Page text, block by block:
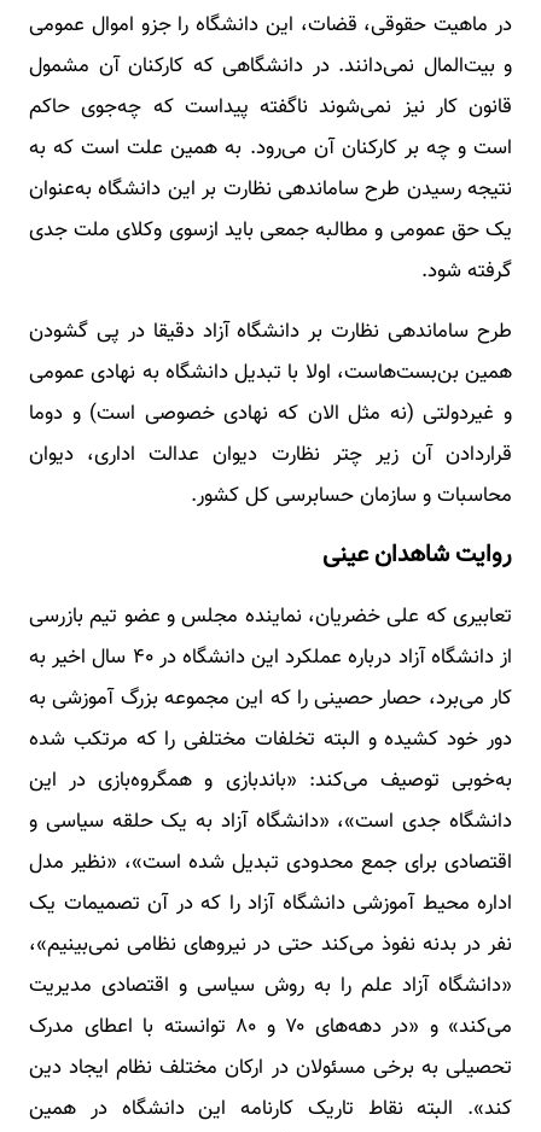
در ماهیت حقوقی، قضات، این دانشگاه را جزو اموال عمومی
و بیت‌المال نمی‌دانند. در دانشگاهی که کارکنان آن مشمول
قانون کار نیز نمی‌شوند ناگفته پیداست که چه‌جوی حاکم
است و چه بر کارکنان آن می‌رود. به همین علت است که به
نتیجه رسیدن طرح ساماندهی نظارت بر این دانشگاه به‌عنوان
یک حق عمومی و مطالبه جمعی باید از‌سوی وکلای ملت جدی
گرفته شود.
طرح ساماندهی نظارت بر دانشگاه آزاد دقیقا در پی گشودن
همین بن‌بست‌هاست، اولا با تبدیل دانشگاه به نهادی عمومی
و غیردولتی (نه مثل الان که نهادی خصوصی است) و دوما
قراردادن آن زیر چتر نظارت دیوان عدالت اداری، دیوان
محاسبات و سازمان حسابرسی کل کشور.
روایت شاهدان عینی
تعابیری که علی خضریان، نماینده مجلس و عضو تیم بازرسی
از دانشگاه آزاد درباره عملکرد این دانشگاه در ۴۰ سال اخیر به
کار می‌برد، حصار حصینی را که این مجموعه بزرگ آموزشی به
دور خود کشیده و البته تخلفات مختلفی را که مرتکب شده
به‌خوبی توصیف می‌کند: «باندبازی و همگروه‌بازی در این
دانشگاه جدی است»، «دانشگاه آزاد به یک حلقه سیاسی و
اقتصادی برای جمع محدودی تبدیل شده است»، «نظیر مدل
اداره محیط آموزشی دانشگاه آزاد را که در آن تصمیمات یک
نفر در بدنه نفوذ می‌کند حتی در نیروهای نظامی نمی‌بینیم»،
«دانشگاه آزاد علم را به روش سیاسی و اقتصادی مدیریت
می‌کند» و «در دهه‌های ۷۰ و ۸۰ توانسته با اعطای مدرک
تحصیلی به برخی مسئولان در ارکان مختلف نظام ایجاد دین
کند». البته نقاط تاریک کارنامه این دانشگاه در همین